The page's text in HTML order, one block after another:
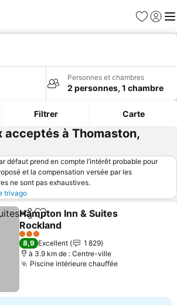
Favoris
Se
Personnes et chambres
2 personnes, 1 chambre
Filtrer Carte
acceptés à Thomaston,
défaut prend en compte l’intérêt probable pour
et la compensation versée par les
ne sont pas exhaustives.
trivago
PartagerAjouter à mes favoris
Hampton Inn & Suites
Rockland
3 Étoiles
8,9 Excellent
1 829
à 3.9 km de : Centre-ville
Piscine intérieure chauffée